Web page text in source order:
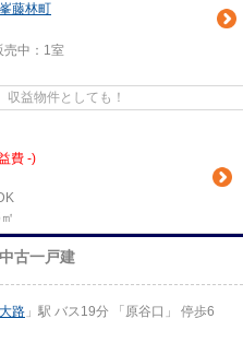
藤林町
中： 1室
益物件としても！
費 -)
古一戸建
路 」駅 バス19分 「原谷口」 停歩6